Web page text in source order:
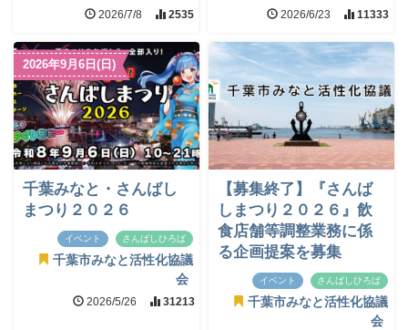
2026/7/8 2535 2026/6/23 11333
2026年9月6日(日)
千葉みなと・さんばし
まつり２０２６
イベント さんばしひろば
千葉市みなと活性化協議
会
2026/5/26 31213
【募集終了】『さんば
しまつり２０２６』飲
食店舗等調整業務に係
る企画提案を募集
イベント さんばしひろば
千葉市みなと活性化協議
会